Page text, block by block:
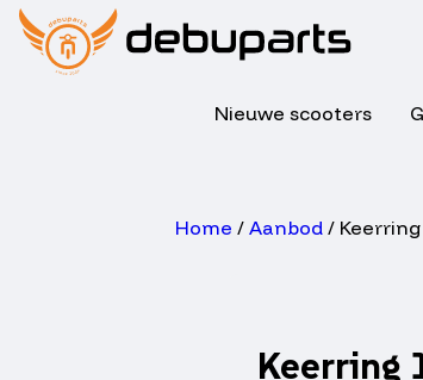
Nieuwe scooters
Home / Aanbod/ Keerring
Keerring